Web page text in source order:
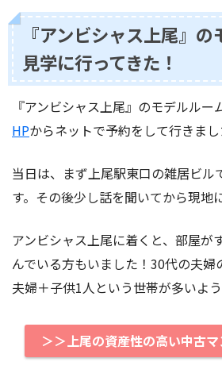
『アンビシャス上尾』
見学に行ってきた！
『アンビシャス上尾』のモデルルー
HPからネットで予約をして行きまし
当日は、まず上尾駅東口の雑居ビル
す。その後少し話を聞いてから現地
アンビシャス上尾に着くと、部屋が
んでいる方もいました！30代の夫
夫婦＋子供1人という世帯が多いよう
＞＞上尾の資産性の高い中古